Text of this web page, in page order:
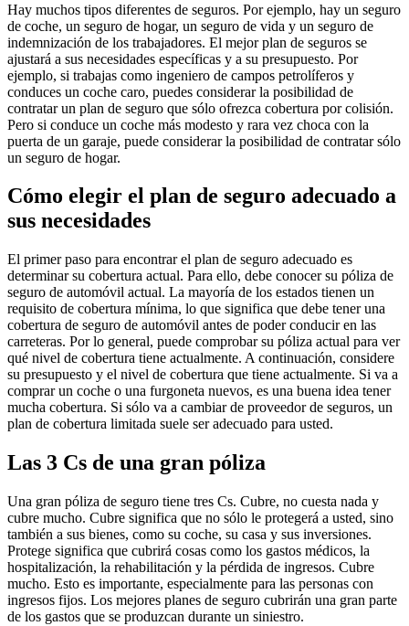
Hay muchos tipos diferentes de seguros. Por ejemplo, hay un seguro
de coche, un seguro de hogar, un seguro de vida y un seguro de
indemnización de los trabajadores. El mejor plan de seguros se
ajustará a sus necesidades específicas y a su presupuesto. Por
ejemplo, si trabajas como ingeniero de campos petrolíferos y
conduces un coche caro, puedes considerar la posibilidad de
contratar un plan de seguro que sólo ofrezca cobertura por colisión.
Pero si conduce un coche más modesto y rara vez choca con la
puerta de un garaje, puede considerar la posibilidad de contratar sólo
un seguro de hogar.
Cómo elegir el plan de seguro adecuado a
sus necesidades
El primer paso para encontrar el plan de seguro adecuado es
determinar su cobertura actual. Para ello, debe conocer su póliza de
seguro de automóvil actual. La mayoría de los estados tienen un
requisito de cobertura mínima, lo que significa que debe tener una
cobertura de seguro de automóvil antes de poder conducir en las
carreteras. Por lo general, puede comprobar su póliza actual para ver
qué nivel de cobertura tiene actualmente. A continuación, considere
su presupuesto y el nivel de cobertura que tiene actualmente. Si va a
comprar un coche o una furgoneta nuevos, es una buena idea tener
mucha cobertura. Si sólo va a cambiar de proveedor de seguros, un
plan de cobertura limitada suele ser adecuado para usted.
Las 3 Cs de una gran póliza
Una gran póliza de seguro tiene tres Cs. Cubre, no cuesta nada y
cubre mucho. Cubre significa que no sólo le protegerá a usted, sino
también a sus bienes, como su coche, su casa y sus inversiones.
Protege significa que cubrirá cosas como los gastos médicos, la
hospitalización, la rehabilitación y la pérdida de ingresos. Cubre
mucho. Esto es importante, especialmente para las personas con
ingresos fijos. Los mejores planes de seguro cubrirán una gran parte
de los gastos que se produzcan durante un siniestro.